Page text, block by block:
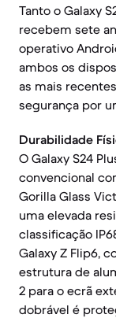
Tanto o Galaxy
recebem sete
operativo
ambos os
as mais
segurança por
Durabilidade
O Galaxy S24
convencional
Gorilla Glass
uma elevada
classificação
Galaxy Z Flip6,
estrutura de
2 para o ecrã
dobrável é